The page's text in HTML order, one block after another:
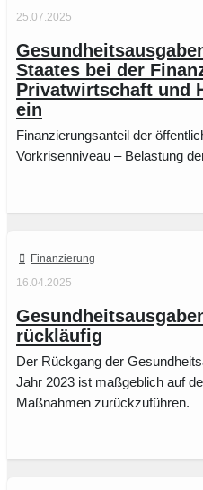
25.07.2025
Staates bei der
Privatwirtschaft und
ein
Finanzierungsanteil der
Vorkrisenniveau – Belastung
Finanzierung
16.04.2025
rückläufig
Der Rückgang der
Jahr 2023 ist maßgeblich auf
Maßnahmen zurückzuführen.